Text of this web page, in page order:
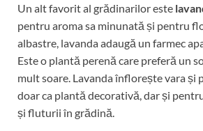
Un alt favorit al grădinarilor este
pentru aroma sa minunată și pentru
albastre, lavanda adaugă un farmec
Este o plantă perenă care preferă un
mult soare. Lavanda înflorește vara și
doar ca plantă decorativă, dar și
și fluturii în grădină.